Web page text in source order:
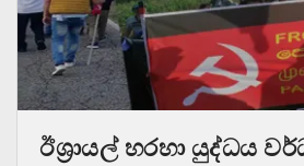
ඊශ්‍රායල් හරහා යුද්ධය